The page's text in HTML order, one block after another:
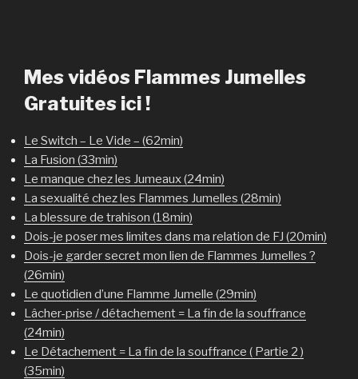
Mes vidéos Flammes Jumelles
Gratuites ici !
Le Switch – Le Vide – (62min)
La Fusion (33min)
Le manque chez les Jumeaux (24min)
La sexualité chez les Flammes Jumelles (28min)
La blessure de trahison (18min)
Dois-je poser mes limites dans ma relation de FJ (20min)
Dois-je garder secret mon lien de Flammes Jumelles ?
(26min)
Le quotidien d’une Flamme Jumelle (29min)
Lâcher-prise / détachement = La fin de la souffrance
(24min)
Le Détachement = La fin de la souffrance ( Partie 2 )
(35min)